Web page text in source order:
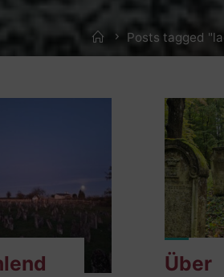
HomePosts tagged
Über